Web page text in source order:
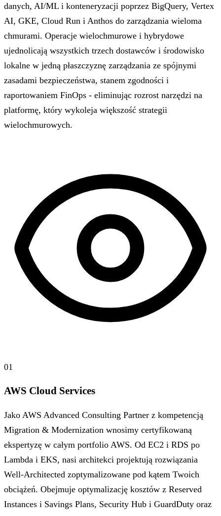
danych, AI/ML i konteneryzacji poprzez BigQuery, Vertex
AI, GKE, Cloud Run i Anthos do zarządzania wieloma
chmurami. Operacje wielochmurowe i hybrydowe
ujednolicają wszystkich trzech dostawców i środowisko
lokalne w jedną płaszczyznę zarządzania ze spójnymi
zasadami bezpieczeństwa, stanem zgodności i
raportowaniem FinOps - eliminując rozrost narzędzi na
platformę, który wykoleja większość strategii
wielochmurowych.
01
AWS Cloud Services
Jako AWS Advanced Consulting Partner z kompetencją
Migration & Modernization wnosimy certyfikowaną
ekspertyzę w całym portfolio AWS. Od EC2 i RDS po
Lambda i EKS, nasi architekci projektują rozwiązania
Well-Architected zoptymalizowane pod kątem Twoich
obciążeń. Obejmuje optymalizację kosztów z Reserved
Instances i Savings Plans, Security Hub i GuardDuty oraz